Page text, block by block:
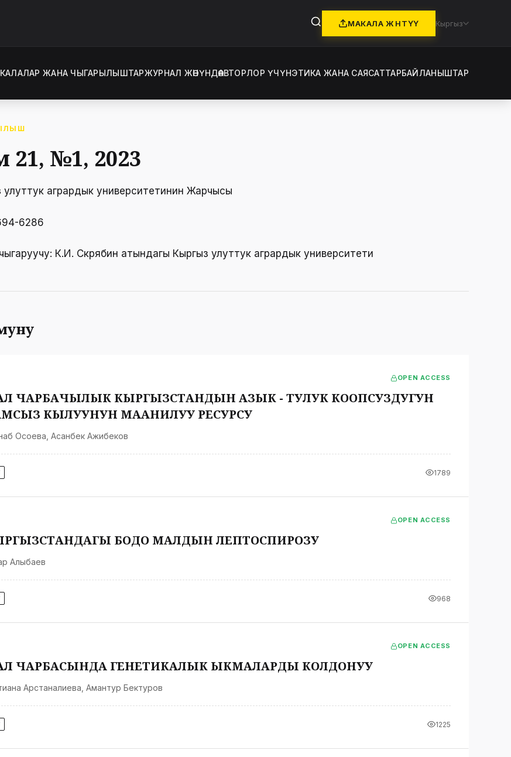
МАКАЛА ЖӨНӨТҮҮ Кыргыз
ЖАНА ЧЫГАРЫЛЫШТАРЖУРНАЛ ЖӨНҮНДӨАВТОРЛОР ҮЧҮНЭТИКА ЖАНА САЯСАТТАРБАЙЛАНЫШТАР
21, №1, 2023
улуттук агрардык университетинин Жарчысы
6286
К.И. Скрябин атындагы Кыргыз улуттук агрардык университети
OPEN ACCESS
ЧАРБАЧЫЛЫК КЫРГЫЗСТАНДЫН АЗЫК - ТУЛУК КООПСУЗДУГУН
КЫЛУУНУН МААНИЛУУ РЕСУРСУ
Осоева Асанбек Ажибеков
1789
OPEN ACCESS
БОДО МАЛДЫН ЛЕПТОСПИРОЗУ
Алыбаев
968
OPEN ACCESS
ЧАРБАСЫНДА ГЕНЕТИКАЛЫК ЫКМАЛАРДЫ КОЛДОНУУ
Арстаналиева Амантур Бектуров
1225